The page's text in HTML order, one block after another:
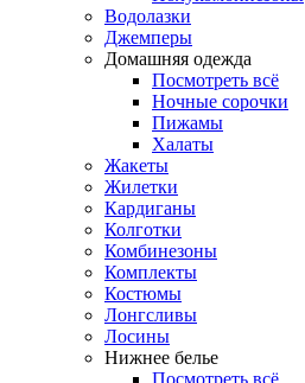
Водолазки
Джемперы
Домашняя одежда
Посмотреть всё
Ночные сорочки
Пижамы
Халаты
Жакеты
Жилетки
Кардиганы
Колготки
Комбинезоны
Комплекты
Костюмы
Лонгсливы
Лосины
Нижнее белье
Посмотреть всё